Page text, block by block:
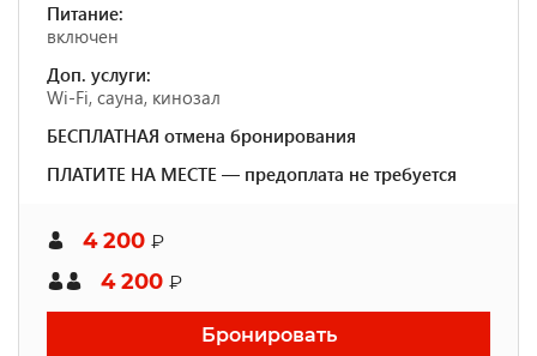
Питание:
включен
Доп. услуги:
Wi-Fi, сауна, кинозал
БЕСПЛАТНАЯ отмена бронирования
ПЛАТИТЕ НА МЕСТЕ — предоплата не требуется
4 200 ₽
4 200 ₽
Бронировать